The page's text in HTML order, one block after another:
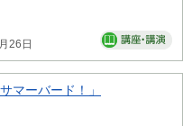
26日
マーバード！」